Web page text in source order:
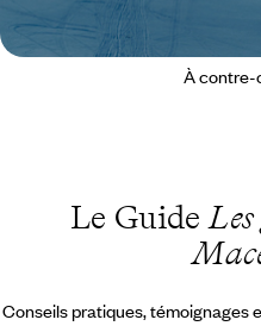
À contre-
Le Guide
Conseils pratiques, témoignages